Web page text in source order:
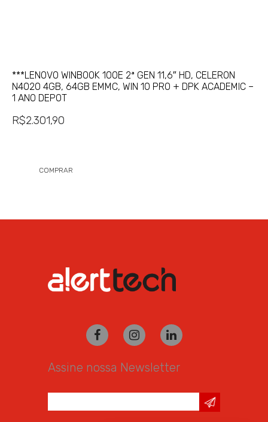
***LENOVO WINBOOK 100E 2ª GEN 11,6″ HD, CELERON
N4020 4GB, 64GB EMMC, WIN 10 PRO + DPK ACADEMIC –
1 ANO DEPOT
R$2.301,90
COMPRAR
Assine nossa Newsletter